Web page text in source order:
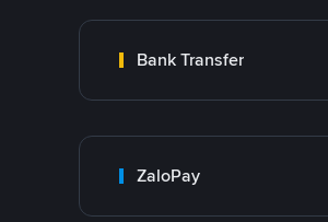
Bank Transfer
ZaloPay